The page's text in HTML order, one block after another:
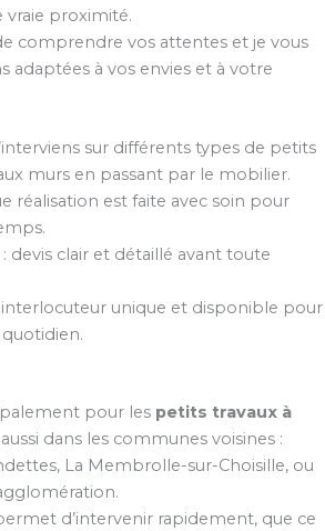
vraie proximité.
comprendre vos attentes et je vous
adaptées à vos envies et à votre
sur différents types de petits
murs en passant par le mobilier.
réalisation est faite avec soin pour
devis clair et détaillé avant toute
unique et disponible pour
pour les petits travaux à
dans les communes voisines :
La Membrolle-sur-Choisille, ou
d’intervenir rapidement, que ce